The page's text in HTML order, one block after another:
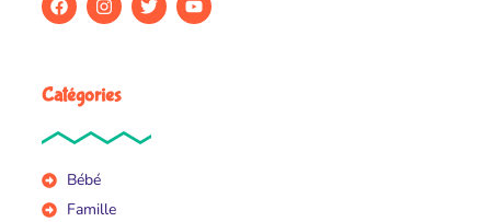
Catégories
Bébé
Famille